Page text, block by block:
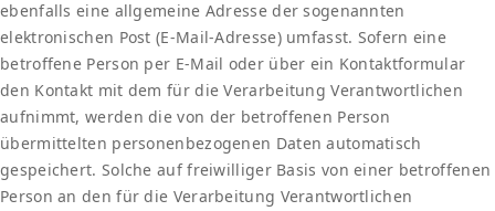
ebenfalls eine allgemeine Adresse der sogenannten
elektronischen Post (E-Mail-Adresse) umfasst. Sofern eine
betroffene Person per E-Mail oder über ein Kontaktformular
den Kontakt mit dem für die Verarbeitung Verantwortlichen
aufnimmt, werden die von der betroffenen Person
übermittelten personenbezogenen Daten automatisch
gespeichert. Solche auf freiwilliger Basis von einer betroffenen
Person an den für die Verarbeitung Verantwortlichen